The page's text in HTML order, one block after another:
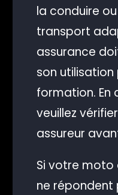
la conduire
transport
assurance
son
formation. En
veuillez
assureur
Si votre
ne répondent